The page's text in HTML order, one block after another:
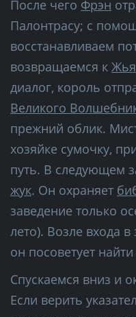
После чего Фрэн
Палонтрасу; с
восстанавливаем
возвращаемся к
диалог, король
Великого
прежний облик.
хозяйке сумочку,
путь. В следующем
жук. Он охраняет
заведение только
лето). Возле входа
он посоветует найти
Спускаемся вниз и
Если верить